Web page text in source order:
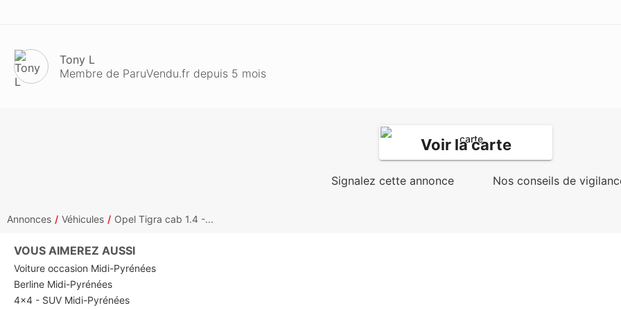
Tony L
Membre de ParuVendu.fr depuis 5 mois
Voir la carte
Signalez cette annonce Nos conseils de
Annonces Véhicules Opel Tigra cab 1.4 -...
VOUS AIMEREZ AUSSI
Voiture occasion Midi-Pyrénées
Berline Midi-Pyrénées
4x4 - SUV Midi-Pyrénées